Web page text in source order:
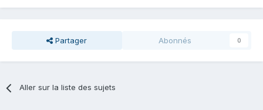
Partager Abonnés 0
Aller sur la liste des sujets